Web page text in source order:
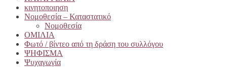
κινητοποιηση
Νομοθεσία – Καταστατικό
Νομοθεσία
ΟΜΙΛΙΑ
Φωτό / βίντεο από τη δράση του συλλόγου
ΨΗΦΙΣΜΑ
Ψυχαγωγία